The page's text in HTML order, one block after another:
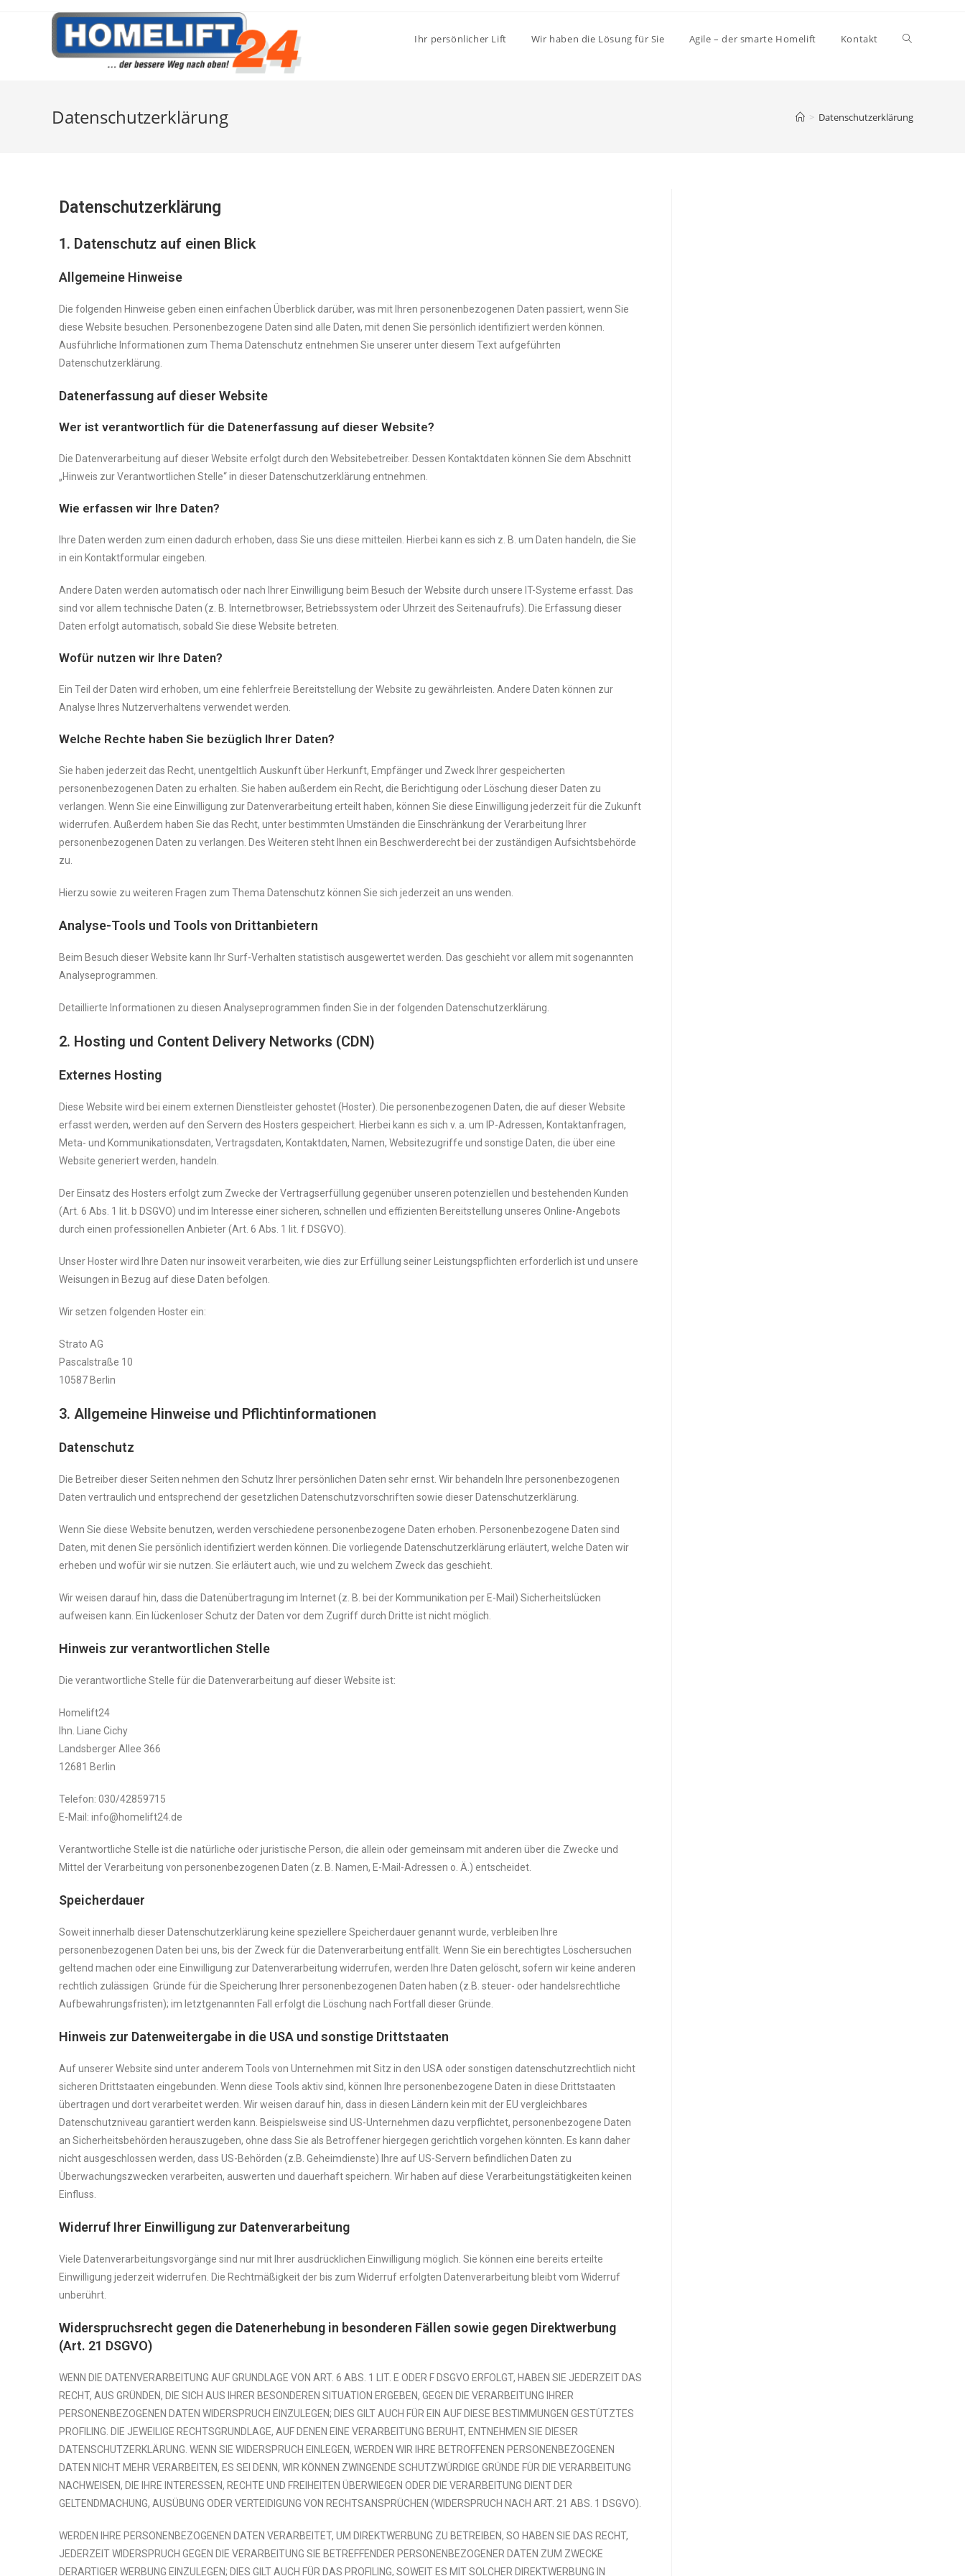
Ihr persönlicher Lift Wir haben die Lösung für Sie Agile – der smarte Homelift Kontakt
Datenschutzerklärung > Datenschutzerklärung
Datenschutz­erklärung
1. Datenschutz auf einen Blick
Allgemeine Hinweise
Die folgenden Hinweise geben einen einfachen Überblick darüber, was mit Ihren personenbezogenen Daten passiert, wenn Sie
diese Website besuchen. Personenbezogene Daten sind alle Daten, mit denen Sie persönlich identifiziert werden können.
Ausführliche Informationen zum Thema Datenschutz entnehmen Sie unserer unter diesem Text aufgeführten
Datenschutzerklärung.
Datenerfassung auf dieser Website
Wer ist verantwortlich für die Datenerfassung auf dieser Website?
Die Datenverarbeitung auf dieser Website erfolgt durch den Websitebetreiber. Dessen Kontaktdaten können Sie dem Abschnitt
„Hinweis zur Verantwortlichen Stelle“ in dieser Datenschutzerklärung entnehmen.
Wie erfassen wir Ihre Daten?
Ihre Daten werden zum einen dadurch erhoben, dass Sie uns diese mitteilen. Hierbei kann es sich z. B. um Daten handeln, die Sie
in ein Kontaktformular eingeben.
Andere Daten werden automatisch oder nach Ihrer Einwilligung beim Besuch der Website durch unsere IT-Systeme erfasst. Das
sind vor allem technische Daten (z. B. Internetbrowser, Betriebssystem oder Uhrzeit des Seitenaufrufs). Die Erfassung dieser
Daten erfolgt automatisch, sobald Sie diese Website betreten.
Wofür nutzen wir Ihre Daten?
Ein Teil der Daten wird erhoben, um eine fehlerfreie Bereitstellung der Website zu gewährleisten. Andere Daten können zur
Analyse Ihres Nutzerverhaltens verwendet werden.
Welche Rechte haben Sie bezüglich Ihrer Daten?
Sie haben jederzeit das Recht, unentgeltlich Auskunft über Herkunft, Empfänger und Zweck Ihrer gespeicherten
personenbezogenen Daten zu erhalten. Sie haben außerdem ein Recht, die Berichtigung oder Löschung dieser Daten zu
verlangen. Wenn Sie eine Einwilligung zur Datenverarbeitung erteilt haben, können Sie diese Einwilligung jederzeit für die Zukunft
widerrufen. Außerdem haben Sie das Recht, unter bestimmten Umständen die Einschränkung der Verarbeitung Ihrer
personenbezogenen Daten zu verlangen. Des Weiteren steht Ihnen ein Beschwerderecht bei der zuständigen Aufsichtsbehörde
zu.
Hierzu sowie zu weiteren Fragen zum Thema Datenschutz können Sie sich jederzeit an uns wenden.
Analyse-Tools und Tools von Dritt­anbietern
Beim Besuch dieser Website kann Ihr Surf-Verhalten statistisch ausgewertet werden. Das geschieht vor allem mit sogenannten
Analyseprogrammen.
Detaillierte Informationen zu diesen Analyseprogrammen finden Sie in der folgenden Datenschutzerklärung.
2. Hosting und Content Delivery Networks (CDN)
Externes Hosting
Diese Website wird bei einem externen Dienstleister gehostet (Hoster). Die personenbezogenen Daten, die auf dieser Website
erfasst werden, werden auf den Servern des Hosters gespeichert. Hierbei kann es sich v. a. um IP-Adressen, Kontaktanfragen,
Meta- und Kommunikationsdaten, Vertragsdaten, Kontaktdaten, Namen, Websitezugriffe und sonstige Daten, die über eine
Website generiert werden, handeln.
Der Einsatz des Hosters erfolgt zum Zwecke der Vertragserfüllung gegenüber unseren potenziellen und bestehenden Kunden
(Art. 6 Abs. 1 lit. b DSGVO) und im Interesse einer sicheren, schnellen und effizienten Bereitstellung unseres Online-Angebots
durch einen professionellen Anbieter (Art. 6 Abs. 1 lit. f DSGVO).
Unser Hoster wird Ihre Daten nur insoweit verarbeiten, wie dies zur Erfüllung seiner Leistungspflichten erforderlich ist und unsere
Weisungen in Bezug auf diese Daten befolgen.
Wir setzen folgenden Hoster ein:
Strato AG
Pascalstraße 10
10587 Berlin
3. Allgemeine Hinweise und Pflicht­informationen
Datenschutz
Die Betreiber dieser Seiten nehmen den Schutz Ihrer persönlichen Daten sehr ernst. Wir behandeln Ihre personenbezogenen
Daten vertraulich und entsprechend der gesetzlichen Datenschutzvorschriften sowie dieser Datenschutzerklärung.
Wenn Sie diese Website benutzen, werden verschiedene personenbezogene Daten erhoben. Personenbezogene Daten sind
Daten, mit denen Sie persönlich identifiziert werden können. Die vorliegende Datenschutzerklärung erläutert, welche Daten wir
erheben und wofür wir sie nutzen. Sie erläutert auch, wie und zu welchem Zweck das geschieht.
Wir weisen darauf hin, dass die Datenübertragung im Internet (z. B. bei der Kommunikation per E-Mail) Sicherheitslücken
aufweisen kann. Ein lückenloser Schutz der Daten vor dem Zugriff durch Dritte ist nicht möglich.
Hinweis zur verantwortlichen Stelle
Die verantwortliche Stelle für die Datenverarbeitung auf dieser Website ist:
Homelift24
Ihn. Liane Cichy
Landsberger Allee 366
12681 Berlin
Telefon: 030/42859715
E-Mail: info@homelift24.de
Verantwortliche Stelle ist die natürliche oder juristische Person, die allein oder gemeinsam mit anderen über die Zwecke und
Mittel der Verarbeitung von personenbezogenen Daten (z. B. Namen, E-Mail-Adressen o. Ä.) entscheidet.
Speicherdauer
Soweit innerhalb dieser Datenschutzerklärung keine speziellere Speicherdauer genannt wurde, verbleiben Ihre
personenbezogenen Daten bei uns, bis der Zweck für die Datenverarbeitung entfällt. Wenn Sie ein berechtigtes Löschersuchen
geltend machen oder eine Einwilligung zur Datenverarbeitung widerrufen, werden Ihre Daten gelöscht, sofern wir keine anderen
rechtlich zulässigen Gründe für die Speicherung Ihrer personenbezogenen Daten haben (z.B. steuer- oder handelsrechtliche
Aufbewahrungsfristen); im letztgenannten Fall erfolgt die Löschung nach Fortfall dieser Gründe.
Hinweis zur Datenweitergabe in die USA und sonstige Drittstaaten
Auf unserer Website sind unter anderem Tools von Unternehmen mit Sitz in den USA oder sonstigen datenschutzrechtlich nicht
sicheren Drittstaaten eingebunden. Wenn diese Tools aktiv sind, können Ihre personenbezogene Daten in diese Drittstaaten
übertragen und dort verarbeitet werden. Wir weisen darauf hin, dass in diesen Ländern kein mit der EU vergleichbares
Datenschutzniveau garantiert werden kann. Beispielsweise sind US-Unternehmen dazu verpflichtet, personenbezogene Daten
an Sicherheitsbehörden herauszugeben, ohne dass Sie als Betroffener hiergegen gerichtlich vorgehen könnten. Es kann daher
nicht ausgeschlossen werden, dass US-Behörden (z.B. Geheimdienste) Ihre auf US-Servern befindlichen Daten zu
Überwachungszwecken verarbeiten, auswerten und dauerhaft speichern. Wir haben auf diese Verarbeitungstätigkeiten keinen
Einfluss.
Widerruf Ihrer Einwilligung zur Datenverarbeitung
Viele Datenverarbeitungsvorgänge sind nur mit Ihrer ausdrücklichen Einwilligung möglich. Sie können eine bereits erteilte
Einwilligung jederzeit widerrufen. Die Rechtmäßigkeit der bis zum Widerruf erfolgten Datenverarbeitung bleibt vom Widerruf
unberührt.
Widerspruchsrecht gegen die Datenerhebung in besonderen Fällen sowie gegen Direktwerbung
(Art. 21 DSGVO)
WENN DIE DATENVERARBEITUNG AUF GRUNDLAGE VON ART. 6 ABS. 1 LIT. E ODER F DSGVO ERFOLGT, HABEN SIE JEDERZEIT DAS
RECHT, AUS GRÜNDEN, DIE SICH AUS IHRER BESONDEREN SITUATION ERGEBEN, GEGEN DIE VERARBEITUNG IHRER
PERSONENBEZOGENEN DATEN WIDERSPRUCH EINZULEGEN; DIES GILT AUCH FÜR EIN AUF DIESE BESTIMMUNGEN GESTÜTZTES
PROFILING. DIE JEWEILIGE RECHTSGRUNDLAGE, AUF DENEN EINE VERARBEITUNG BERUHT, ENTNEHMEN SIE DIESER
DATENSCHUTZERKLÄRUNG. WENN SIE WIDERSPRUCH EINLEGEN, WERDEN WIR IHRE BETROFFENEN PERSONENBEZOGENEN
DATEN NICHT MEHR VERARBEITEN, ES SEI DENN, WIR KÖNNEN ZWINGENDE SCHUTZWÜRDIGE GRÜNDE FÜR DIE VERARBEITUNG
NACHWEISEN, DIE IHRE INTERESSEN, RECHTE UND FREIHEITEN ÜBERWIEGEN ODER DIE VERARBEITUNG DIENT DER
GELTENDMACHUNG, AUSÜBUNG ODER VERTEIDIGUNG VON RECHTSANSPRÜCHEN (WIDERSPRUCH NACH ART. 21 ABS. 1 DSGVO).
WERDEN IHRE PERSONENBEZOGENEN DATEN VERARBEITET, UM DIREKTWERBUNG ZU BETREIBEN, SO HABEN SIE DAS RECHT,
JEDERZEIT WIDERSPRUCH GEGEN DIE VERARBEITUNG SIE BETREFFENDER PERSONENBEZOGENER DATEN ZUM ZWECKE
DERARTIGER WERBUNG EINZULEGEN; DIES GILT AUCH FÜR DAS PROFILING, SOWEIT ES MIT SOLCHER DIREKTWERBUNG IN